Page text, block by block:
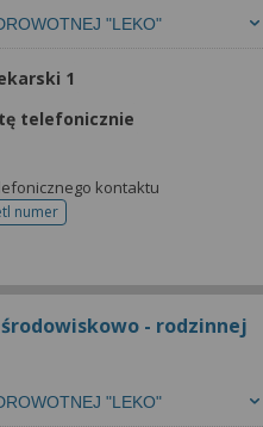
NIEPUBLICZNY ZAKŁAD OPIEKI ZDROWOTNEJ "LEKO"
1
telefonicznie
kontaktu
numer
telefonu do rejestracji
- rodzinnej
NIEPUBLICZNY ZAKŁAD OPIEKI ZDROWOTNEJ "LEKO"